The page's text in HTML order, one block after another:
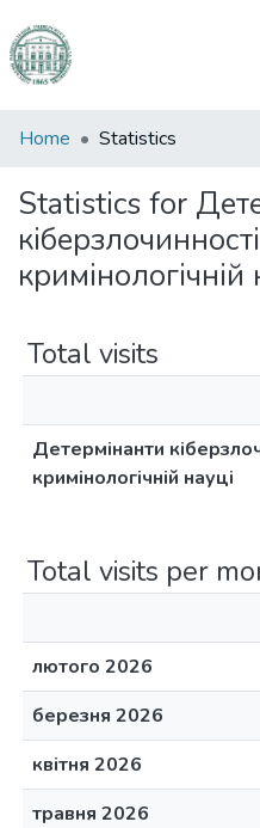
Communities
Collections
All of DSpace
Home Statistics
Statistics for
кримінологічній
Total visits
Детермінанти
кримінологічній науці
Total visits per
лютого 2026
березня 2026
квітня 2026
травня 2026